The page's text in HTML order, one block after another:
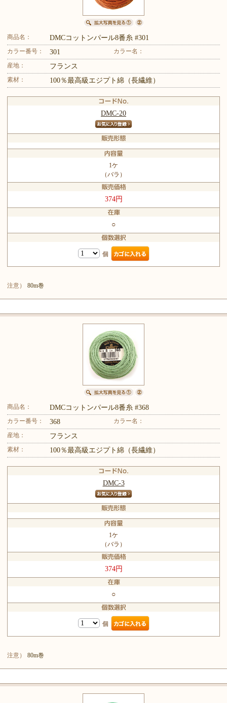
商品名： DMCコットンパール8番糸 #301
カラー番号： 301
カラー名：
産地：
フランス
素材： 100％最高級エジプト綿（長繊維）
DMC-20
1ケ
（バラ）
374円
○
個
注意） 80m巻
商品名： DMCコットンパール8番糸 #368
カラー番号： 368
カラー名：
産地：
フランス
素材： 100％最高級エジプト綿（長繊維）
DMC-3
1ケ
（バラ）
374円
○
個
注意） 80m巻